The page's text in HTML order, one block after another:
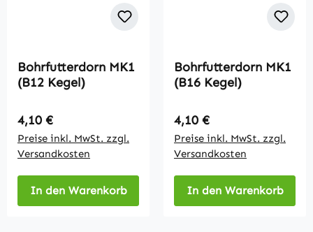
Bohrfutterdorn MK1
(B12 Kegel)
Regulärer Preis:
4,10 €
Preise inkl. MwSt. zzgl.
Versandkosten
In den Warenkorb
Bohrfutterdorn MK1
(B16 Kegel)
Regulärer Preis:
4,10 €
Preise inkl. MwSt. zzgl.
Versandkosten
In den Warenkorb